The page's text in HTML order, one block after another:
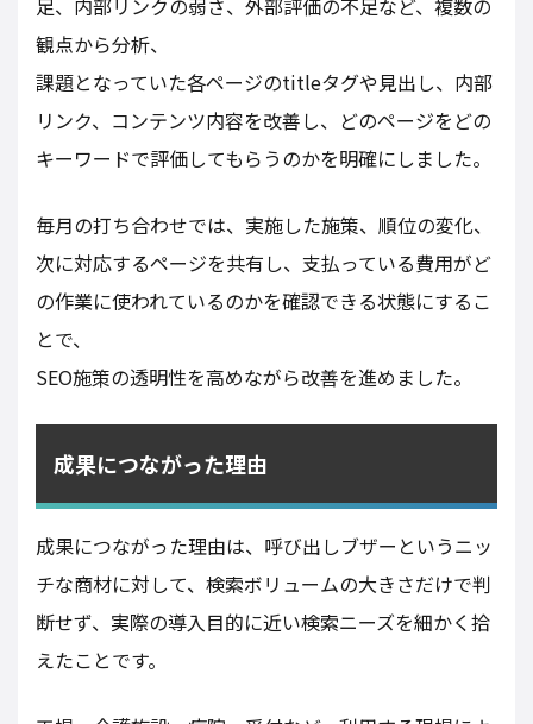
足、内部リンクの弱さ、外部評価の不足など、複数の
観点から分析、
課題となっていた各ページのtitleタグや見出し、内部
リンク、コンテンツ内容を改善し、どのページをどの
キーワードで評価してもらうのかを明確にしました。
毎月の打ち合わせでは、実施した施策、順位の変化、
次に対応するページを共有し、支払っている費用がど
の作業に使われているのかを確認できる状態にするこ
とで、
SEO施策の透明性を高めながら改善を進めました。
成果につながった理由
成果につながった理由は、呼び出しブザーというニッ
チな商材に対して、検索ボリュームの大きさだけで判
断せず、実際の導入目的に近い検索ニーズを細かく拾
えたことです。